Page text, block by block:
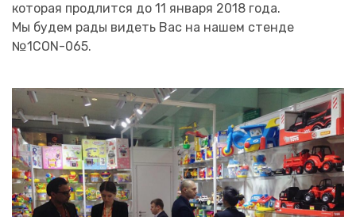
которая продлится до 11 января 2018 года.
Мы будем рады видеть Вас на нашем стенде
№1CON-065.